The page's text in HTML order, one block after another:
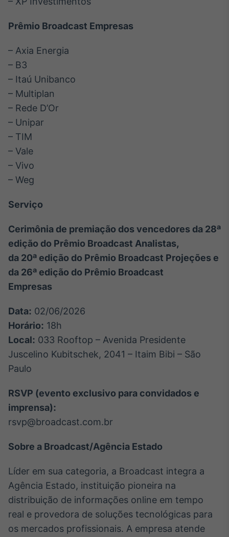
Prêmio Broadcast Empresas
– Axia Energia
– B3
– Itaú Unibanco
– Multiplan
– Rede D’Or
– Unipar
– TIM
– Vale
– Vivo
– Weg
Serviço
Cerimônia de premiação dos vencedores da 28ª
edição do Prêmio Broadcast Analistas,
da 20ª edição do Prêmio Broadcast Projeções e
da 26ª edição do Prêmio Broadcast
Empresas
Data: 02/06/2026
Horário: 18h
Local: 033 Rooftop – Avenida Presidente
Juscelino Kubitschek, 2041 – Itaim Bibi – São
Paulo
RSVP (evento exclusivo para convidados e
imprensa):
rsvp@broadcast.com.br
Sobre a Broadcast/Agência Estado
Líder em sua categoria, a Broadcast integra a
Agência Estado, instituição pioneira na
distribuição de informações online em tempo
real e provedora de soluções tecnológicas para
os mercados profissionais. A empresa atende